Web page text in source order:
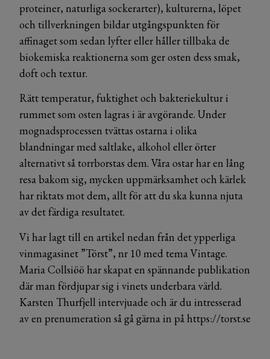
proteiner, naturliga sockerarter), kulturerna, löpet
och tillverkningen bildar utgångspunkten för
affinaget som sedan lyfter eller håller tillbaka de
biokemiska reaktionerna som ger osten dess smak,
doft och textur.
Rätt temperatur, fuktighet och bakteriekultur i
rummet som osten lagras i är avgörande. Under
mognadsprocessen tvättas ostarna i olika
blandningar med saltlake, alkohol eller örter
alternativt så torrborstas dem. Våra ostar har en lång
resa bakom sig, mycken uppmärksamhet och kärlek
har riktats mot dem, allt för att du ska kunna njuta
av det färdiga resultatet.
Vi har lagt till en artikel nedan från det ypperliga
vinmagasinet ”Törst”, nr 10 med tema Vintage.
Maria Collsiöö har skapat en spännande publikation
där man fördjupar sig i vinets underbara värld.
Karsten Thurfjell intervjuade och är du intresserad
av en prenumeration så gå gärna in påhttps://torst.se